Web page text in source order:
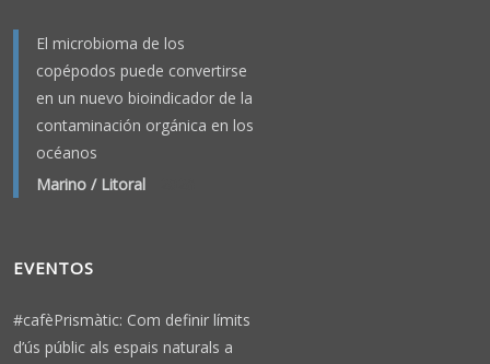
El microbioma de los
copépodos puede convertirse
en un nuevo bioindicador de la
contaminación orgánica en los
océanos
Marino / Litoral
EVENTOS
#cafèPrismàtic: Com definir límits
d’ús públic als espais naturals a